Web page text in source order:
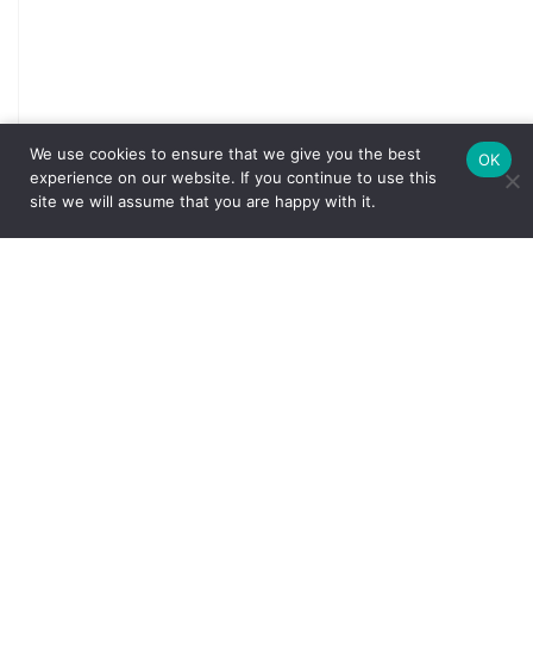
We use cookies to ensure that we give you the best
experience on our website. If you continue to use this
site we will assume that you are happy with it.
OK